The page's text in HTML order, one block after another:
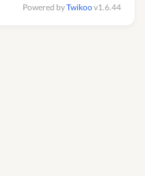
Powered byTwikoov1.6.44